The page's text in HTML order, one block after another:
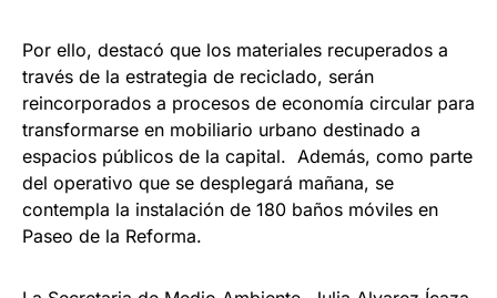
Por ello, destacó que los materiales recuperados a
través de la estrategia de reciclado, serán
reincorporados a procesos de economía circular para
transformarse en mobiliario urbano destinado a
espacios públicos de la capital. Además, como parte
del operativo que se desplegará mañana, se
contempla la instalación de 180 baños móviles en
Paseo de la Reforma.